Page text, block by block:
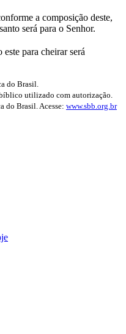
a composição deste,
será para o Senhor.
para cheirar será
do Brasil.
utilizado com autorização.
do Brasil. Acesse: www.sbb.org.br